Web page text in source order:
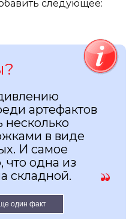
следующее:
артефактов
несколько
в виде
И самое
что одна из
складной.
один факт